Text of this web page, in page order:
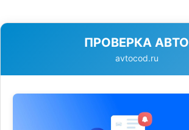
ПРОВЕРКА АВТО
avtocod.ru